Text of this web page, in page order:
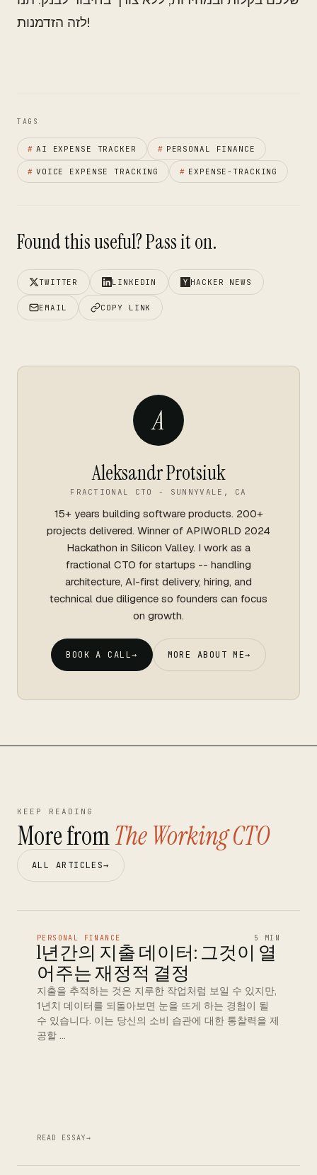
לזה הזדמנות!
TAGS
# AI EXPENSE TRACKER # PERSONAL FINANCE
# VOICE EXPENSE TRACKING # EXPENSE-TRACKING
Found this useful? Pass it on.
TWITTER LINKEDIN HACKER NEWS
EMAIL COPY LINK
A
Aleksandr Protsiuk
FRACTIONAL CTO - SUNNYVALE, CA
15+ years building software products. 200+
projects delivered. Winner of APIWORLD 2024
Hackathon in Silicon Valley. I work as a
fractional CTO for startups -- handling
architecture, AI-first delivery, hiring, and
technical due diligence so founders can focus
on growth.
BOOK A CALL→ MORE ABOUT ME→
KEEP READING
More fromThe Working CTO
ALL ARTICLES→
PERSONAL FINANCE 5 MIN
1년간의 지출 데이터: 그것이 열
어주는 재정적 결정
지출을 추적하는 것은 지루한 작업처럼 보일 수 있지만,
1년치 데이터를 되돌아보면 눈을 뜨게 하는 경험이 될
수 있습니다. 이는 당신의 소비 습관에 대한 통찰력을 제
공할 …
READ ESSAY→